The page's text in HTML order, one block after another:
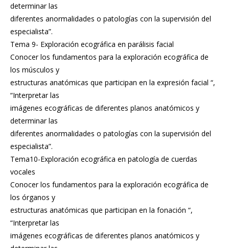
determinar las
diferentes anormalidades o patologías con la supervisión del
especialista”.
Tema 9- Exploración ecográfica en parálisis facial
Conocer los fundamentos para la exploración ecográfica de
los músculos y
estructuras anatómicas que participan en la expresión facial “,
“Interpretar las
imágenes ecográficas de diferentes planos anatómicos y
determinar las
diferentes anormalidades o patologías con la supervisión del
especialista”.
Tema10-Exploración ecográfica en patología de cuerdas
vocales
Conocer los fundamentos para la exploración ecográfica de
los órganos y
estructuras anatómicas que participan en la fonación “,
“Interpretar las
imágenes ecográficas de diferentes planos anatómicos y